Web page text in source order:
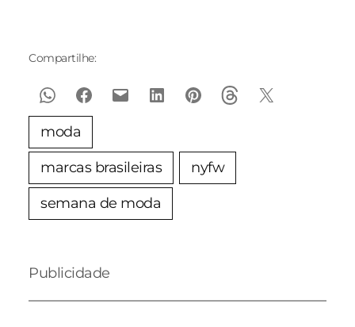
Compartilhe:
moda
marcas brasileiras nyfw
semana de moda
Publicidade